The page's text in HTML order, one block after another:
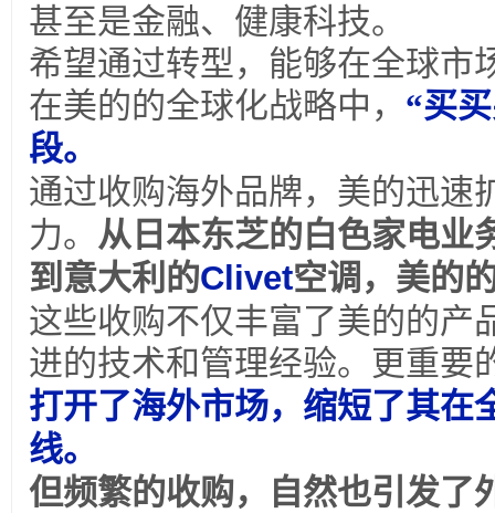
甚至是金融、健康科技。
希望通过转型，能够在全球市
在美的的全球化战略中， “买
段。
通过收购海外品牌，美的迅速
力。 从日本东芝的白色家电业
到意大利的Clivet空调，美的
这些收购不仅丰富了美的的产
进的技术和管理经验。更重要
打开了海外市场，缩短了其在
线。
但频繁的收购，自然也引发了